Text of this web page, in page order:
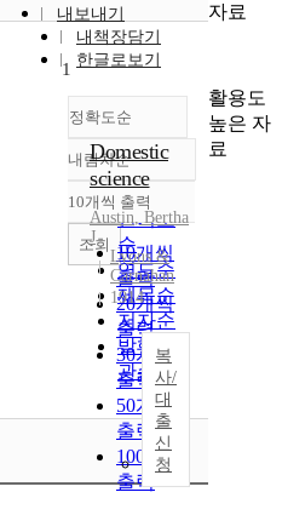
내보내기
내책장담기
한글로보기
정확도순
정확도
순
인기도
순
연도순
제목순
저자순
발행기
관순
내림차순
내림차순
10개씩 출력
10개씩
출력
20개씩
출력
30개씩
출력
50개씩
출력
100개씩
출력
조회
1
Domestic
science
Austin, Bertha
J
Lyons &
Carnahan
1914
복
사/
대
출
신
청
자료
활용도
높은 자
료